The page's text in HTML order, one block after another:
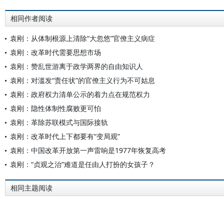
相同作者阅读
袁刚：从体制根源上清除“大忽悠”官僚主义病症
袁刚：改革时代需要思想市场
袁刚：赞乱世游离于政学两界的自由知识人
袁刚：对滥发“责任状”的官僚主义行为不可姑息
袁刚：政府权力清单公示的着力点在规范权力
袁刚：隐性体制性腐败更可怕
袁刚：革除苏联模式与国际接轨
袁刚：改革时代上下都要有“变局观”
袁刚：中国改革开放第一声雷响是1977年恢复高考
袁刚：“贞观之治”难道是任由人打扮的女孩子？
相同主题阅读